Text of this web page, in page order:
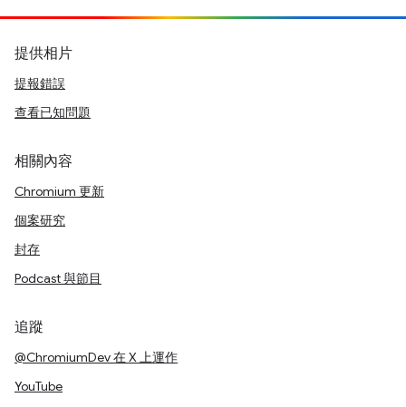
提供相片
提報錯誤
查看已知問題
相關內容
Chromium 更新
個案研究
封存
Podcast 與節目
追蹤
@ChromiumDev 在 X 上運作
YouTube